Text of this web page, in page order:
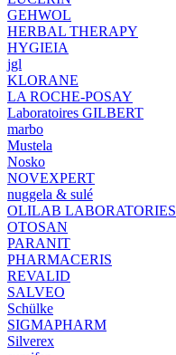
GEHWOL
HERBAL THERAPY
HYGIEIA
jgl
KLORANE
LA ROCHE-POSAY
Laboratoires GILBERT
marbo
Mustela
Nosko
NOVEXPERT
nuggela & sulé
OLILAB LABORATORIES
OTOSAN
PARANIT
PHARMACERIS
REVALID
SALVEO
Schülke
SIGMAPHARM
Silverex